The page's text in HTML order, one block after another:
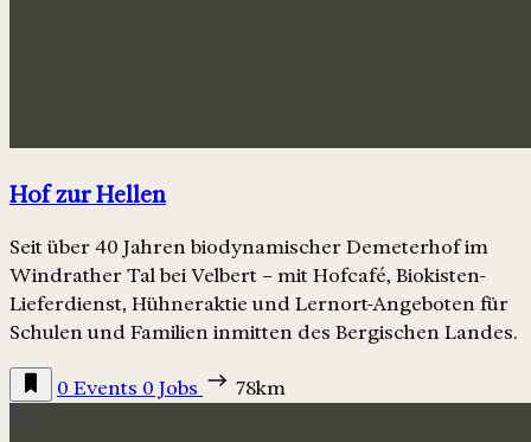
Hof zur Hellen
Seit über 40 Jahren biodynamischer Demeterhof im
Windrather Tal bei Velbert – mit Hofcafé, Biokisten-
Lieferdienst, Hühneraktie und Lernort-Angeboten für
Schulen und Familien inmitten des Bergischen Landes.
0 Events 0 Jobs 78km